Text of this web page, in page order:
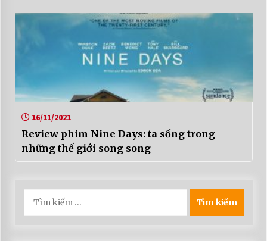
16/11/2021
Review phim Nine Days: ta sống trong
những thế giới song song
kiếm
cho: